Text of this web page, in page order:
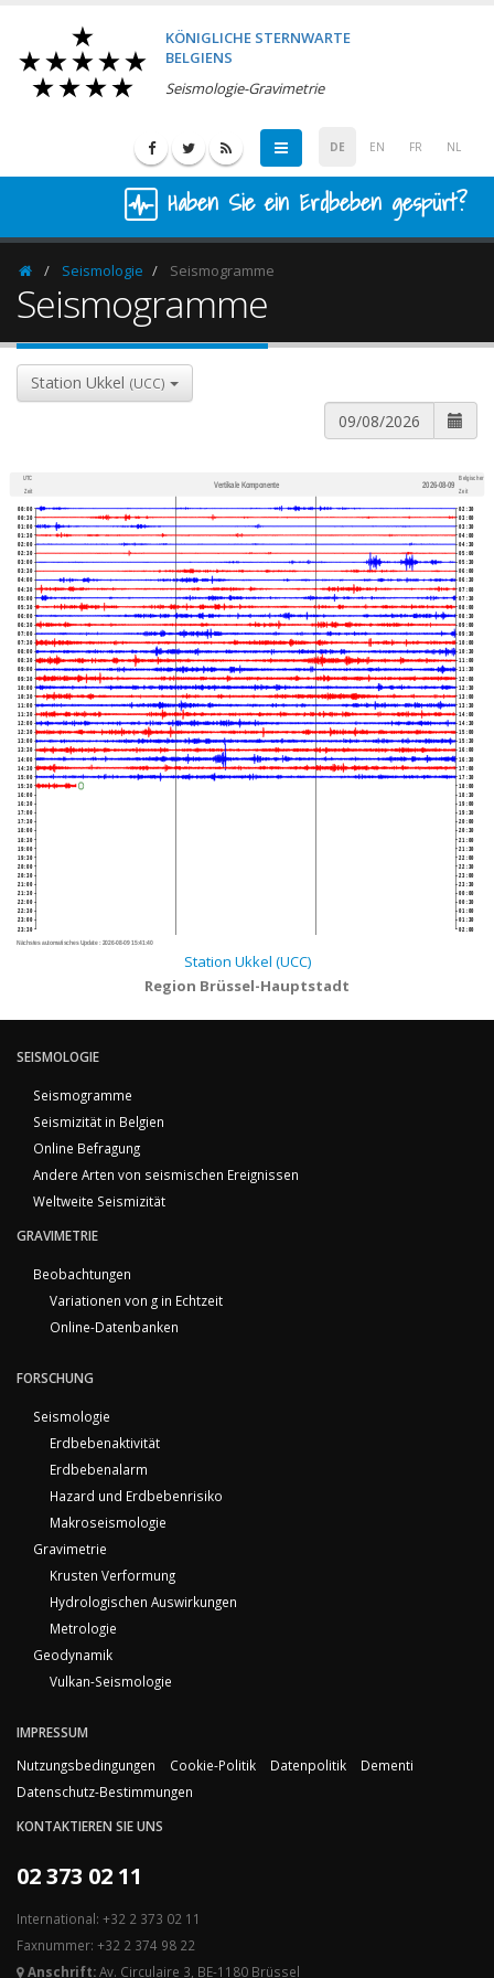
KÖNIGLICHE STERNWARTE
BELGIENS
Seismologie-Gravimetrie
DE EN FR NL
Haben Sie ein Erdbeben gespürt?
HomepageSeismologie Seismogramme
Seismogramme
Station Ukkel (UCC)
UTC
Zeit
Vertikale Komponente 2026-08-09
Belgischer
Zeit
00:00
00:30
01:00
01:30
02:00
02:30
03:00
03:30
04:00
04:30
05:00
05:30
06:00
06:30
07:00
07:30
08:00
08:30
09:00
09:30
10:00
10:30
11:00
11:30
12:00
12:30
13:00
13:30
14:00
14:30
15:00
15:30
16:00
16:30
17:00
17:30
18:00
18:30
19:00
19:30
20:00
20:30
21:00
21:30
22:00
22:30
23:00
23:30
02:30
03:00
03:30
04:00
04:30
05:00
05:30
06:00
06:30
07:00
07:30
08:00
08:30
09:00
09:30
10:00
10:30
11:00
11:30
12:00
12:30
13:00
13:30
14:00
14:30
15:00
15:30
16:00
16:30
17:00
17:30
18:00
18:30
19:00
19:30
20:00
20:30
21:00
21:30
22:00
22:30
23:00
23:30
00:00
00:30
01:00
01:30
02:00
Nächstes automatisches Update : 2026-08-09 15:41:40
Station Ukkel (UCC)
Region Brüssel-Hauptstadt
SEISMOLOGIE
Seismogramme
Seismizität in Belgien
Online Befragung
Andere Arten von seismischen Ereignissen
Weltweite Seismizität
GRAVIMETRIE
Beobachtungen
Variationen von g in Echtzeit
Online-Datenbanken
FORSCHUNG
Seismologie
Erdbebenaktivität
Erdbebenalarm
Hazard und Erdbebenrisiko
Makroseismologie
Gravimetrie
Krusten Verformung
Hydrologischen Auswirkungen
Metrologie
Geodynamik
Vulkan-Seismologie
IMPRESSUM
Nutzungsbedingungen
Cookie-Politik Datenpolitik
Dementi
Datenschutz-Bestimmungen
KONTAKTIEREN SIE UNS
02 373 02 11
International: +32 2 373 02 11
Faxnummer: +32 2 374 98 22
Anschrift:Av. Circulaire 3, BE-1180 Brüssel